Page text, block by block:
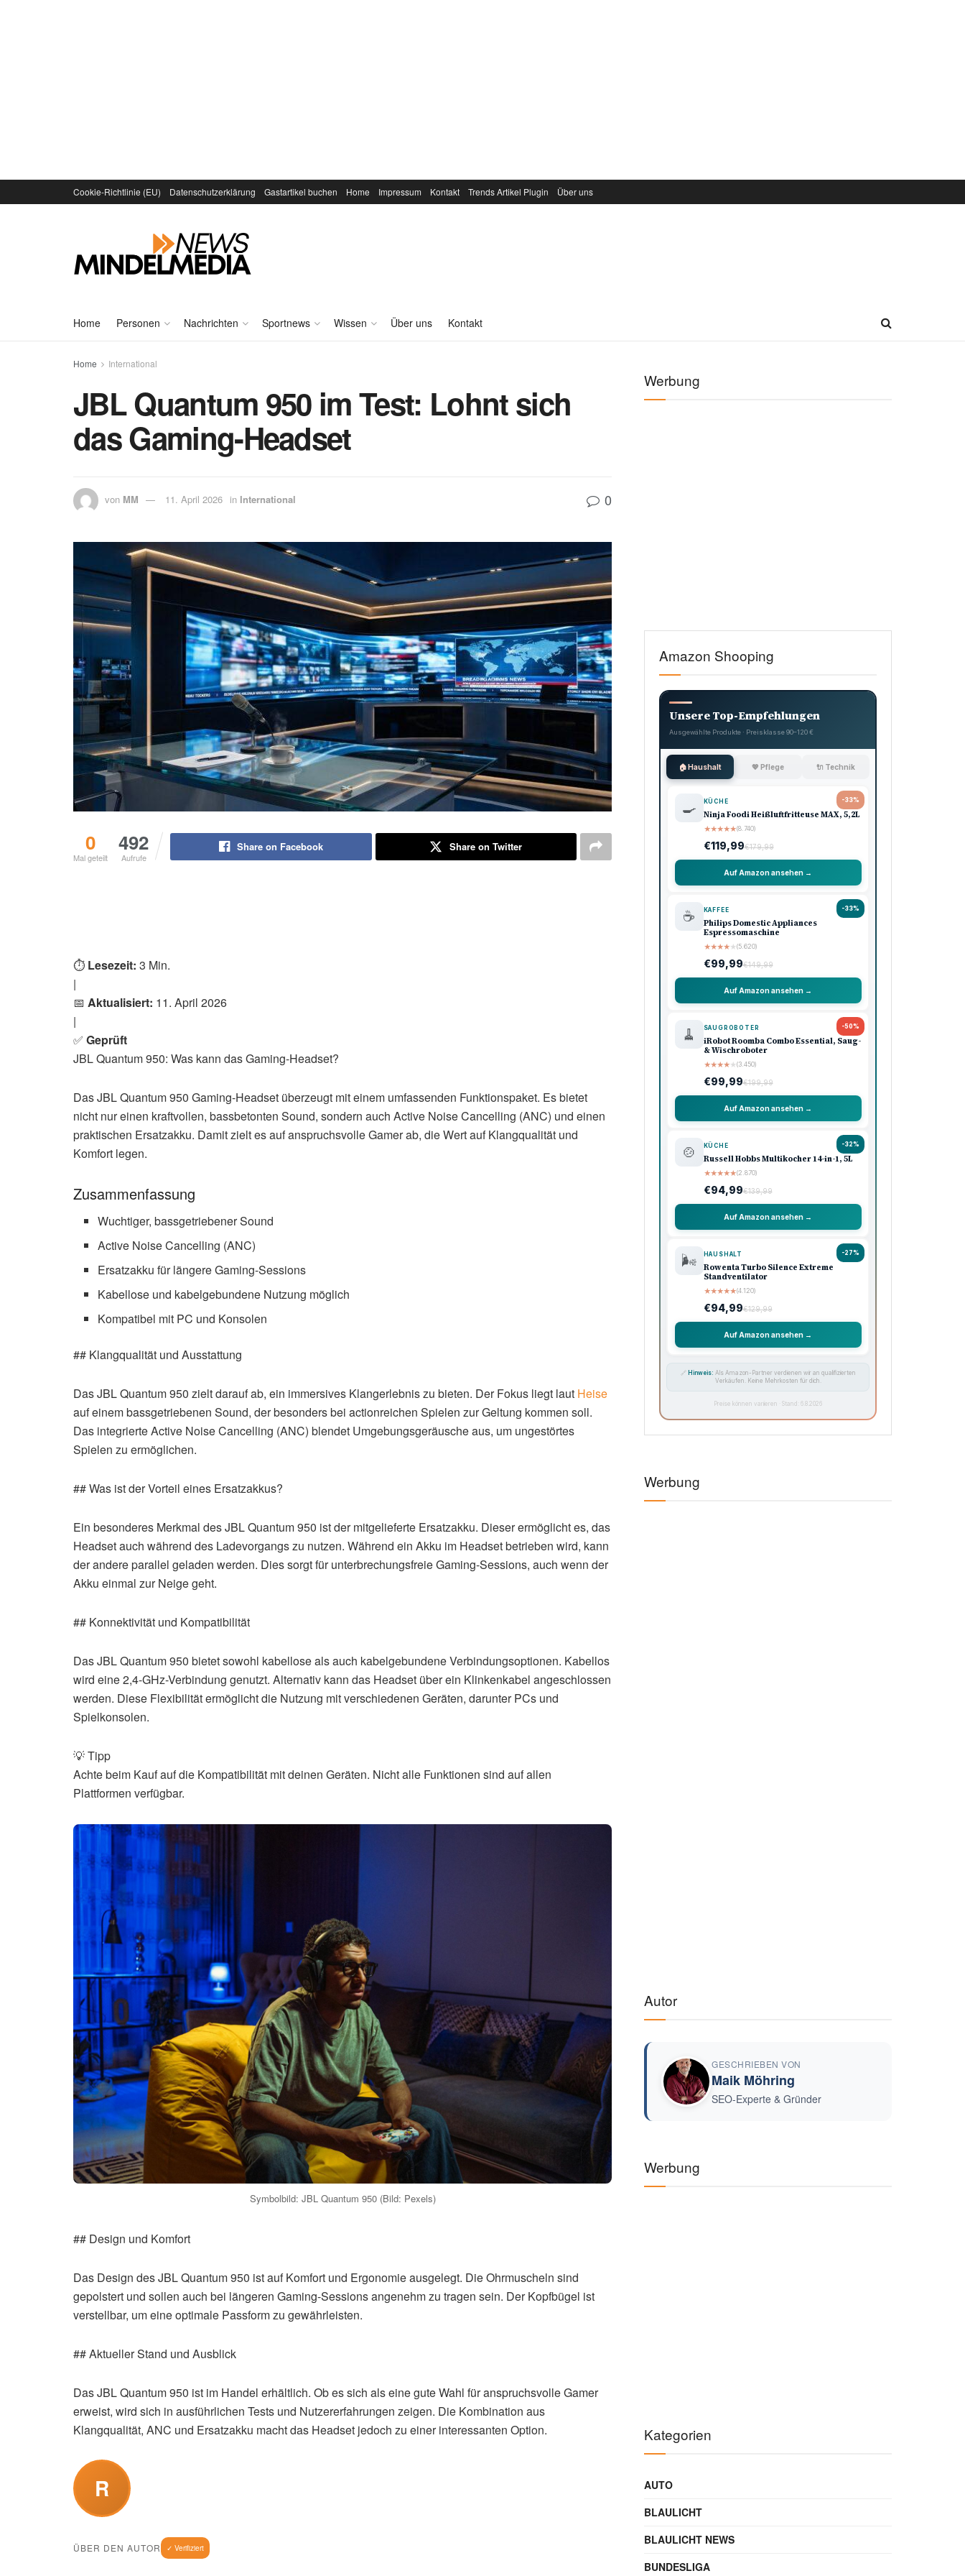
Cookie-Richtlinie (EU) Datenschutzerklärung Gastartikel buchen Home Impressum Kontakt Trends Artikel Plugin Über uns
Home Personen Nachrichten Sportnews Wissen Über uns Kontakt
Home International
JBL Quantum 950 im Test: Lohnt sich
das Gaming-Headset
von MM 11. April 2026 in International 0
0
Mal geteilt
492
Aufrufe
Share on Facebook Share on Twitter
⏱️ Lesezeit: 3 Min.
|
📅 Aktualisiert: 11. April 2026
|
✅ Geprüft
JBL Quantum 950: Was kann das Gaming-Headset?
Das JBL Quantum 950 Gaming-Headset überzeugt mit einem umfassenden Funktionspaket. Es bietet
nicht nur einen kraftvollen, bassbetonten Sound, sondern auch Active Noise Cancelling (ANC) und einen
praktischen Ersatzakku. Damit zielt es auf anspruchsvolle Gamer ab, die Wert auf Klangqualität und
Komfort legen.
Zusammenfassung
Wuchtiger, bassgetriebener Sound
Active Noise Cancelling (ANC)
Ersatzakku für längere Gaming-Sessions
Kabellose und kabelgebundene Nutzung möglich
Kompatibel mit PC und Konsolen
## Klangqualität und Ausstattung
Das JBL Quantum 950 zielt darauf ab, ein immersives Klangerlebnis zu bieten. Der Fokus liegt laut Heise
auf einem bassgetriebenen Sound, der besonders bei actionreichen Spielen zur Geltung kommen soll.
Das integrierte Active Noise Cancelling (ANC) blendet Umgebungsgeräusche aus, um ungestörtes
Spielen zu ermöglichen.
## Was ist der Vorteil eines Ersatzakkus?
Ein besonderes Merkmal des JBL Quantum 950 ist der mitgelieferte Ersatzakku. Dieser ermöglicht es, das
Headset auch während des Ladevorgangs zu nutzen. Während ein Akku im Headset betrieben wird, kann
der andere parallel geladen werden. Dies sorgt für unterbrechungsfreie Gaming-Sessions, auch wenn der
Akku einmal zur Neige geht.
## Konnektivität und Kompatibilität
Das JBL Quantum 950 bietet sowohl kabellose als auch kabelgebundene Verbindungsoptionen. Kabellos
wird eine 2,4-GHz-Verbindung genutzt. Alternativ kann das Headset über ein Klinkenkabel angeschlossen
werden. Diese Flexibilität ermöglicht die Nutzung mit verschiedenen Geräten, darunter PCs und
Spielkonsolen.
💡 Tipp
Achte beim Kauf auf die Kompatibilität mit deinen Geräten. Nicht alle Funktionen sind auf allen
Plattformen verfügbar.
Symbolbild: JBL Quantum 950 (Bild: Pexels)
## Design und Komfort
Das Design des JBL Quantum 950 ist auf Komfort und Ergonomie ausgelegt. Die Ohrmuscheln sind
gepolstert und sollen auch bei längeren Gaming-Sessions angenehm zu tragen sein. Der Kopfbügel ist
verstellbar, um eine optimale Passform zu gewährleisten.
## Aktueller Stand und Ausblick
Das JBL Quantum 950 ist im Handel erhältlich. Ob es sich als eine gute Wahl für anspruchsvolle Gamer
erweist, wird sich in ausführlichen Tests und Nutzererfahrungen zeigen. Die Kombination aus
Klangqualität, ANC und Ersatzakku macht das Headset jedoch zu einer interessanten Option.
R
ÜBER DEN AUTOR ✓ Verifiziert
Werbung
Amazon Shooping
Unsere Top-Empfehlungen
Ausgewählte Produkte · Preisklasse 90–120 €
🏠 Haushalt 💖 Pflege 🔌 Technik
-33%
🍳 KÜCHE
Ninja Foodi Heißluftfritteuse MAX, 5,2L
★★★★★(8.740)
€119,99€179,99
Auf Amazon ansehen →
-33%
☕ KAFFEE
Philips Domestic Appliances
Espressomaschine
★★★★★(5.620)
€99,99€149,99
Auf Amazon ansehen →
-50%
🧹 SAUGROBOTER
iRobot Roomba Combo Essential, Saug-
& Wischroboter
★★★★★(3.450)
€99,99€199,99
Auf Amazon ansehen →
-32%
🍲 KÜCHE
Russell Hobbs Multikocher 14-in-1, 5L
★★★★★(2.870)
€94,99€139,99
Auf Amazon ansehen →
-27%
🌬️ HAUSHALT
Rowenta Turbo Silence Extreme
Standventilator
★★★★★(4.120)
€94,99€129,99
Auf Amazon ansehen →
🔗 Hinweis: Als Amazon-Partner verdienen wir an qualifizierten
Verkäufen. Keine Mehrkosten für dich.
Preise können variieren · Stand: 6.8.2026
Werbung
Autor
GESCHRIEBEN VON
Maik Möhring
SEO-Experte & Gründer
Werbung
Kategorien
AUTO
BLAULICHT
BLAULICHT NEWS
BUNDESLIGA